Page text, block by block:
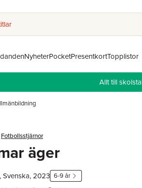
NyheterPocketPresentkortTopplistor
Allt till
Fotbollsstjärnor
äger
Svenska, 2023 6-9 år